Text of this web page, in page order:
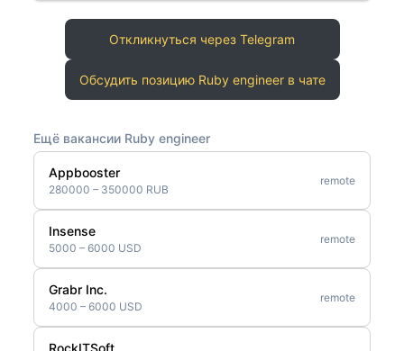
Откликнуться через Telegram
Обсудить позицию Ruby engineer в чате
Ещё вакансии Ruby engineer
Appbooster
280000 – 350000 RUB
remote
Insense
5000 – 6000 USD
remote
Grabr Inc.
4000 – 6000 USD
remote
RockITSoft